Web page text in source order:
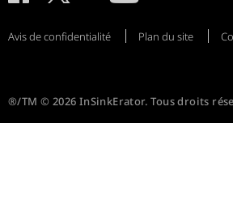
Avis de confidentialité Plan du site
®/TM © 2026 InSinkErator. Tous droits